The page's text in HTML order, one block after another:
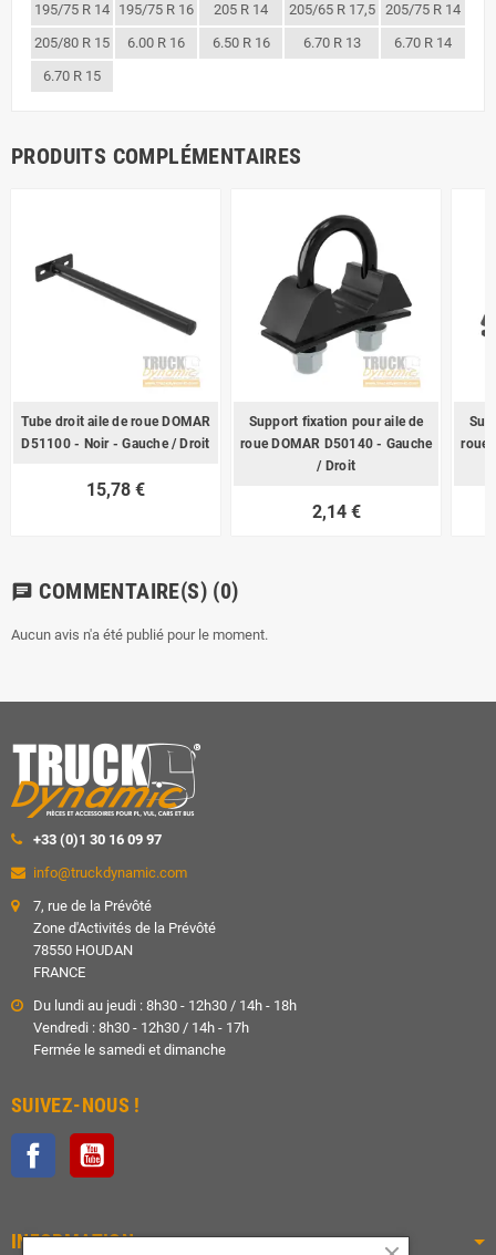
195/75 R 14 195/75 R 16 205 R 14 205/65 R 17,5
205/75 R 14
205/80 R 15
6.00 R 16 6.50 R 16 6.70 R 13
6.70 R 14
6.70 R 15
PRODUITS COMPLÉMENTAIRES
Tube droit aile de roue DOMAR
D51100 - Noir - Gauche / Droit
15,78 €
Support fixation pour aile de
roue DOMAR D50140 - Gauche
/ Droit
2,14 €
roue
chat COMMENTAIRE(S) (0)
Aucun avis n'a été publié pour le moment.
+33 (0)1 30 16 09 97
info@truckdynamic.com
7, rue de la Prévôté
Zone d'Activités de la Prévôté
78550 HOUDAN
FRANCE
Du lundi au jeudi : 8h30 - 12h30 / 14h - 18h
Vendredi : 8h30 - 12h30 / 14h - 17h
Fermée le samedi et dimanche
SUIVEZ-NOUS !
Facebook
INFORMATION